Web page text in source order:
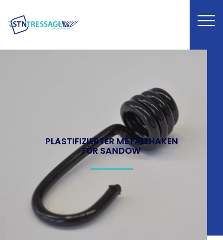
PLASTIFIZIERTER METALLHAKEN
FÜR SANDOW